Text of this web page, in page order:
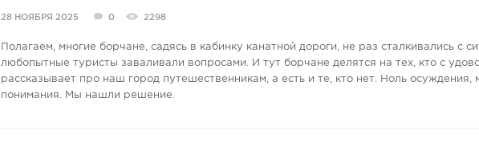
28 НОЯБРЯ 2025 0 2298
Полагаем, многие борчане, садясь в кабинку канатной дороги, не раз сталкивались с
любопытные туристы заваливали вопросами. И тут борчане делятся на тех, кто с
рассказывает про наш город путешественникам, а есть и те, кто нет. Ноль осуждения,
понимания. Мы нашли решение.